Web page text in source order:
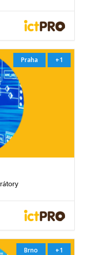
Praha +1
Brno +1